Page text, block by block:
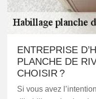
ENTREPRISE
PLANCHE DE
CHOISIR ?
Si vous avez